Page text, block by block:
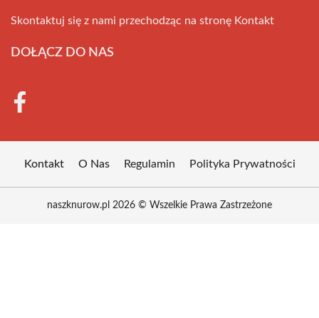
Skontaktuj się z nami przechodząc na stronę Kontakt
DOŁĄCZ DO NAS
Kontakt O Nas Regulamin Polityka Prywatności
naszknurow.pl 2026 © Wszelkie Prawa Zastrzeżone